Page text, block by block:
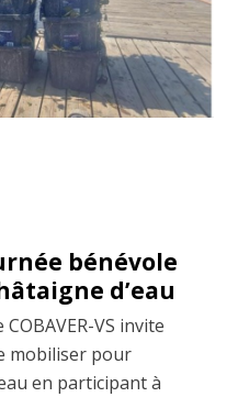
bénévole
d’eau
VS invite
mobiliser pour
en participant à